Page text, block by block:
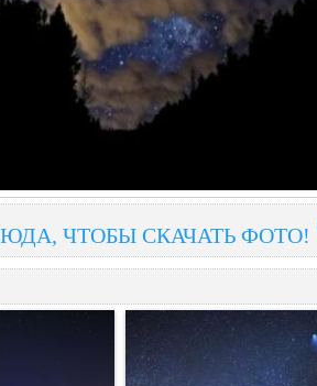
ЧТОБЫ СКАЧАТЬ ФОТО!